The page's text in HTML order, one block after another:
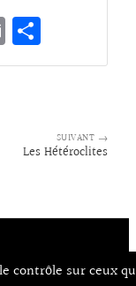
E
m rt
SUIVANT →
Les Hétéroclites
À Propos d’Aux Arts
contrôle sur ceux